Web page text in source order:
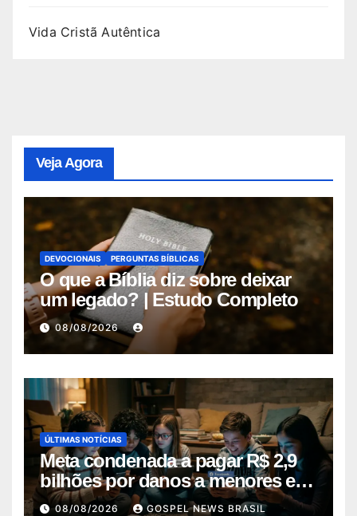
Vida Cristã Autêntica
Veja Agora
DEVOCIONAIS PERGUNTAS BÍBLICAS
O que a Bíblia diz sobre deixar
um legado? | Estudo Completo
08/08/2026
ÚLTIMAS NOTÍCIAS
Meta condenada a pagar R$ 2,9
bilhões por danos a menores em
decis…
08/08/2026 GOSPEL NEWS BRASIL